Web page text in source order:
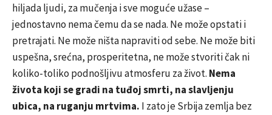
hiljada ljudi, za mučenja i sve moguće užase –
jednostavno nema čemu da se nada. Ne može opstati i
pretrajati. Ne može ništa napraviti od sebe. Ne može biti
uspešna, srećna, prosperitetna, ne može stvoriti čak ni
koliko-toliko podnošljivu atmosferu za život. Nema
života koji se gradi na tuđoj smrti, na slavljenju
ubica, na ruganju mrtvima. I zato je Srbija zemlja bez